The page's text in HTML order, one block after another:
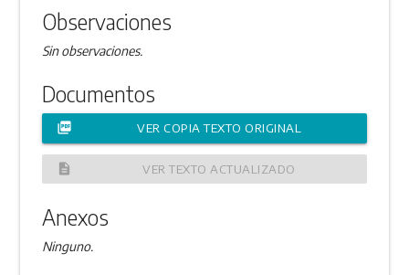
Observaciones
Sin observaciones.
Documentos
picture_as_pdf VER COPIA TEXTO ORIGINAL
description VER TEXTO ACTUALIZADO
Anexos
Ninguno.